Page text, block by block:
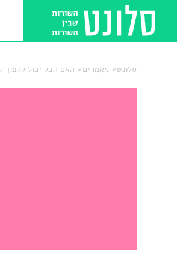
סלונט מאמרים האם הבל יכול להפוך